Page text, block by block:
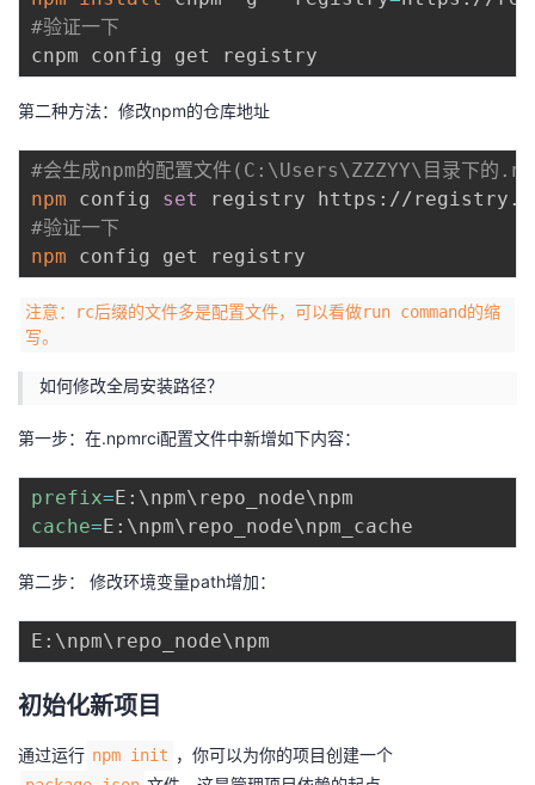
#验证一下
第二种方法：修改npm的仓库地址
#会生成npm的配置文件(C:\Users\ZZZYY\目录下的
npm config set
#验证一下
npm
注意：rc后缀的文件多是配置文件，可以看做run command的缩
写。
如何修改全局安装路径？
第一步：在.npmrci配置文件中新增如下内容：
prefix=E: \npm\ repo_node\
cache=E: \npm\ repo_node\
第二步： 修改环境变量path增加：
E: \npm\ repo_node\
初始化新项目
通过运行 npm init ，你可以为你的项目创建一个